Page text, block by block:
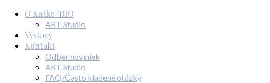
O Katke /BIO
ART Studio
Výstavy
Kontakt
Odber noviniek
ART Studio
FAQ/Často kladené otázky